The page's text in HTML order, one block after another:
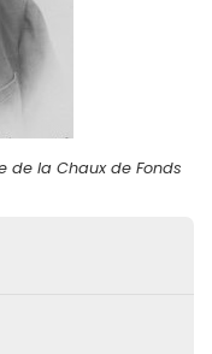
de la Chaux de Fonds